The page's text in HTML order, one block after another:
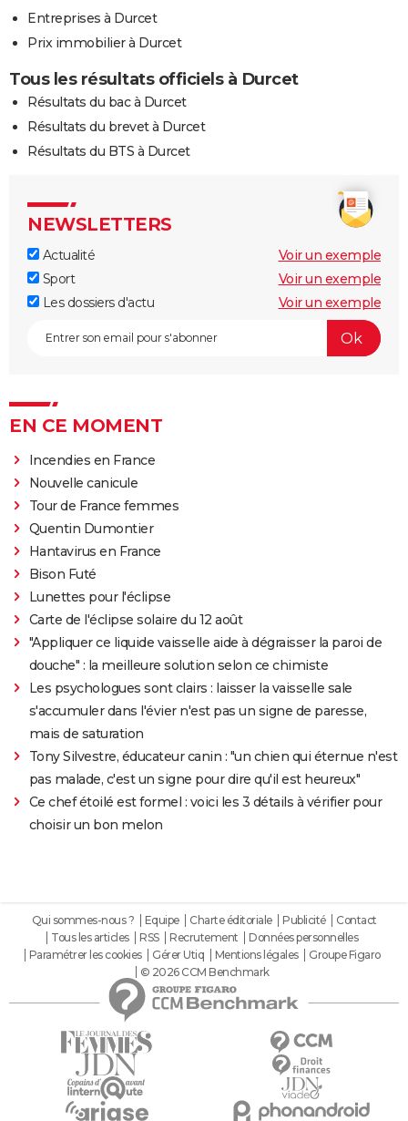
Entreprises à Durcet
Prix immobilier à Durcet
Tous les résultats officiels à Durcet
Résultats du bac à Durcet
Résultats du brevet à Durcet
Résultats du BTS à Durcet
NEWSLETTERS
Actualité
Voir un exemple
Sport
Voir un exemple
Les dossiers d'actu
Voir un exemple
EN CE MOMENT
Incendies en France
Nouvelle canicule
Tour de France femmes
Quentin Dumontier
Hantavirus en France
Bison Futé
Lunettes pour l'éclipse
Carte de l'éclipse solaire du 12 août
"Appliquer ce liquide vaisselle aide à dégraisser la paroi de
douche" : la meilleure solution selon ce chimiste
Les psychologues sont clairs : laisser la vaisselle sale
s'accumuler dans l'évier n'est pas un signe de paresse,
mais de saturation
Tony Silvestre, éducateur canin : "un chien qui éternue n'est
pas malade, c'est un signe pour dire qu'il est heureux"
Ce chef étoilé est formel : voici les 3 détails à vérifier pour
choisir un bon melon
Qui sommes-nous ? Equipe Charte éditoriale Publicité
Contact
Tous les articles
RSS Recrutement
Données personnelles
Paramétrer les cookies
Gérer Utiq Mentions légales
Groupe Figaro
© 2026 CCM Benchmark